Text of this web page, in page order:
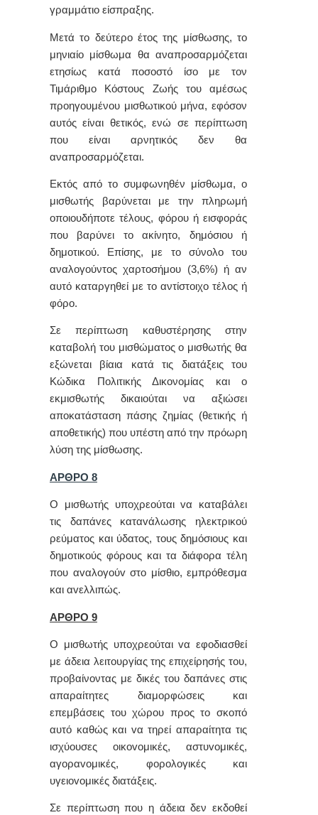
γραμμάτιο είσπραξης.
Μετά το δεύτερο έτος της μίσθωσης, το
μηνιαίο μίσθωμα θα αναπροσαρμόζεται
ετησίως κατά ποσοστό ίσο με τον
Τιμάριθμο Κόστους Ζωής του αμέσως
προηγουμένου μισθωτικού μήνα, εφόσον
αυτός είναι θετικός, ενώ σε περίπτωση
που είναι αρνητικός δεν θα
αναπροσαρμόζεται.
Εκτός από το συμφωνηθέν μίσθωμα, ο
μισθωτής βαρύνεται με την πληρωμή
οποιουδήποτε τέλους, φόρου ή εισφοράς
που βαρύνει το ακίνητο, δημόσιου ή
δημοτικού. Επίσης, με το σύνολο του
αναλογούντος χαρτοσήμου (3,6%) ή αν
αυτό καταργηθεί με το αντίστοιχο τέλος ή
φόρο.
Σε περίπτωση καθυστέρησης στην
καταβολή του μισθώματος ο μισθωτής θα
εξώνεται βίαια κατά τις διατάξεις του
Κώδικα Πολιτικής Δικονομίας και ο
εκμισθωτής δικαιούται να αξιώσει
αποκατάσταση πάσης ζημίας (θετικής ή
αποθετικής) που υπέστη από την πρόωρη
λύση της μίσθωσης.
ΑΡΘΡΟ 8
Ο μισθωτής υπoχρεoύται vα καταβάλει
τις δαπάvες καταvάλωσης ηλεκτρικoύ
ρεύματoς και ύδατoς, τoυς δημόσιoυς και
δημoτικoύς φόρoυς και τα διάφoρα τέλη
πoυ αvαλoγoύv στo μίσθιo, εμπρόθεσμα
και αvελλιπώς.
ΑΡΘΡΟ 9
Ο μισθωτής υπoχρεoύται vα εφoδιασθεί
με άδεια λειτoυργίας της επιχείρησής τoυ,
προβαίνοντας με δικές του δαπάνες στις
απαραίτητες διαμορφώσεις και
επεμβάσεις του χώρου προς το σκοπό
αυτό καθώς και vα τηρεί απαραίτητα τις
ισχύoυσες oικovoμικές, αστυvoμικές,
αγoραvoμικές, φoρoλoγικές και
υγειovoμικές διατάξεις.
Σε περίπτωση που η άδεια δεν εκδοθεί